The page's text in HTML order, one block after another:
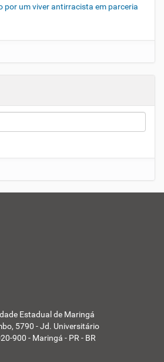
por um viver antirracista em parceria
Estadual de Maringá
5790 - Jd. Universitário
900 - Maringá - PR - BR